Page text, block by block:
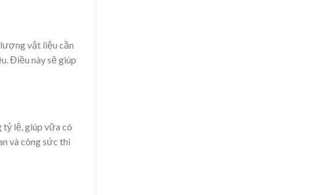
vật liệu cần
Điều này sẽ giúp
tỷ lệ, giúp vữa có
và công sức thi